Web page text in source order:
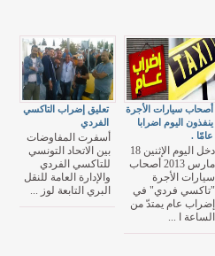
تعليق إضراب التاكسي
الفردي
أسفرت المفاوضات
بين الاتحاد التونسي
للتاكسي الفردي
والإدارة العامة للنقل
البري التابعة لوز ...
أصحاب سيارات الأجرة
ينفذون اليوم اضرابا
عامّا .
دخل اليوم الإثنين 18
مارس 2013 أصحاب
سيارات الأجرة
"تاكسي فردي" في
إضراب عام يمتدّ من
الساعة ا ...